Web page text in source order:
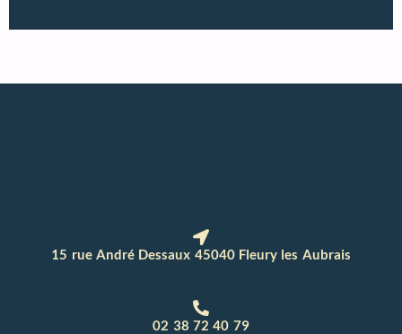
15 rue André Dessaux 45040 Fleury les Aubrais
02 38 72 40 79